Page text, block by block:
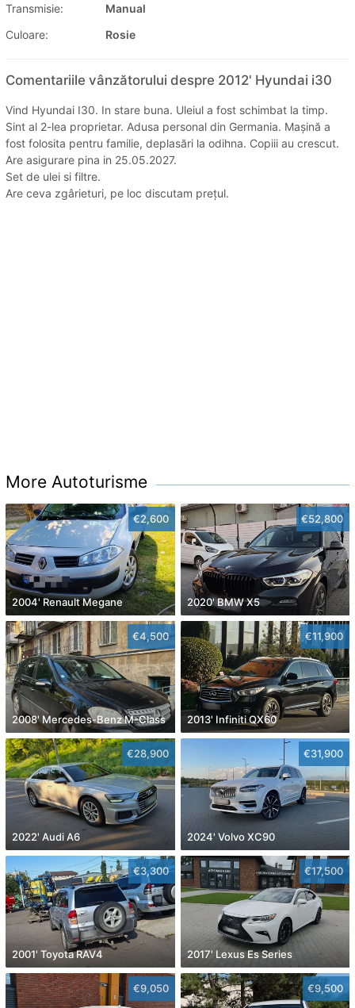
Transmisie:
Manual
Culoare:
Rosie
Comentariile vânzătorului despre 2012' Hyundai i30
Vind Hyundai I30. In stare buna. Uleiul a fost schimbat la timp.
Sint al 2-lea proprietar. Adusa personal din Germania. Mașină a
fost folosita pentru familie, deplasări la odihna. Copiii au crescut.
Are asigurare pina in 25.05.2027.
Set de ulei si filtre.
Are ceva zgârieturi, pe loc discutam prețul.
More Autoturisme
€2,600
2004' Renault Megane
€52,800
2020' BMW X5
€4,500
2008' Mercedes-Benz M-Class
€11,900
2013' Infiniti QX60
€28,900
2022' Audi A6
€31,900
2024' Volvo XC90
€3,300
2001' Toyota RAV4
€17,500
2017' Lexus Es Series
€9,050 €9,500